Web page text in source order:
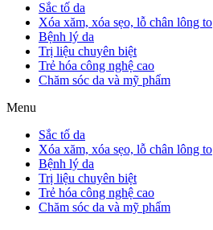
Sắc tố da
Xóa xăm, xóa sẹo, lỗ chân lông to
Bệnh lý da
Trị liệu chuyên biệt
Trẻ hóa công nghệ cao
Chăm sóc da và mỹ phẩm
Menu
Sắc tố da
Xóa xăm, xóa sẹo, lỗ chân lông to
Bệnh lý da
Trị liệu chuyên biệt
Trẻ hóa công nghệ cao
Chăm sóc da và mỹ phẩm